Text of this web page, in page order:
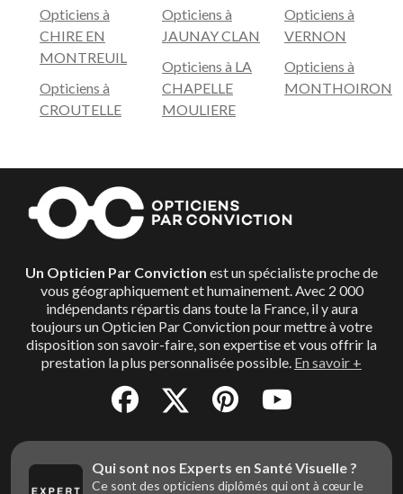
Le but des Opticiens Par Conviction n’est pas de vous
vendre des lunettes, mais de répondre en priorité à
votre besoin de santé. Ils vous garantissent une
transparence des prix, en vous proposant les produits
adaptés, de grande qualité, pour le budget qui vous
Opticiens à
CHIRE EN
MONTREUIL
Opticiens à
CROUTELLE
Opticiens à
JAUNAY CLAN
Opticiens à LA
CHAPELLE
MOULIERE
Opticiens à
VERNON
Opticiens à
MONTHOIRON
Un Opticien Par Conviction est un spécialiste proche de
vous géographiquement et humainement. Avec 2 000
indépendants répartis dans toute la France, il y aura
toujours un Opticien Par Conviction pour mettre à votre
disposition son savoir-faire, son expertise et vous offrir la
prestation la plus personnalisée possible. En savoir +
Qui sont nos Experts en Santé Visuelle ?
Ce sont des opticiens diplômés qui ont à cœur le